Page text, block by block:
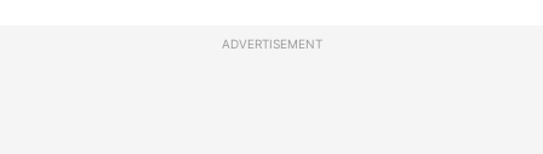
ADVERTISEMENT